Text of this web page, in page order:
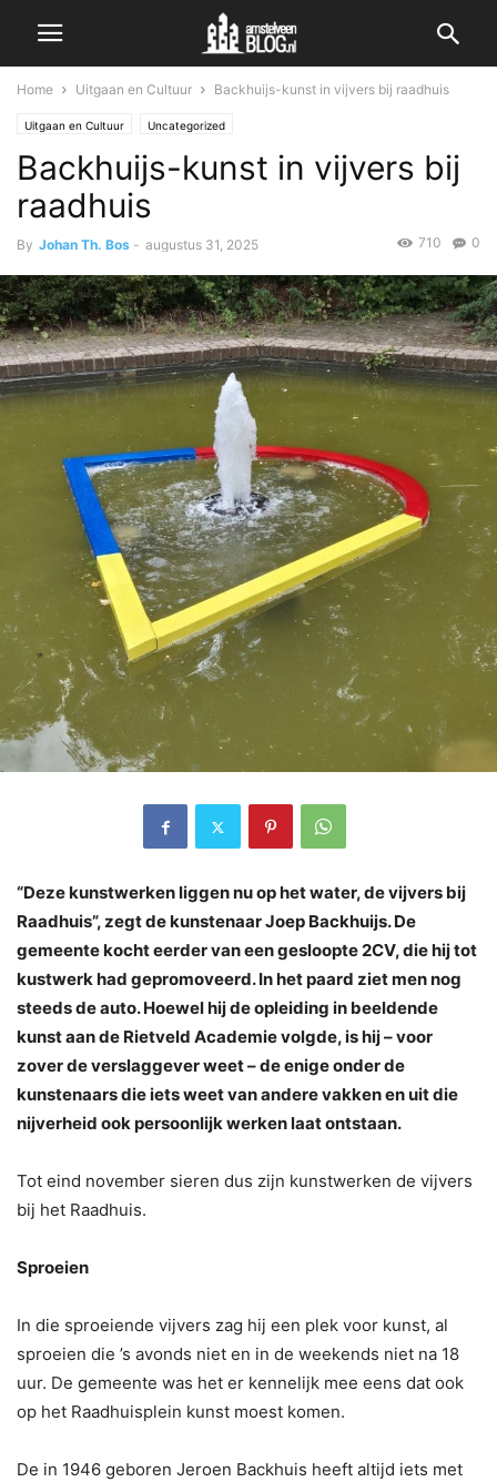
Home Uitgaan en Cultuur Backhuijs-kunst in vijvers bij raadhuis
Uitgaan en Cultuur Uncategorized
Backhuijs-kunst in vijvers bij
raadhuis
By Johan Th. Bos - augustus 31, 2025 0
710
“Deze kunstwerken liggen nu op het water, de vijvers bij
Raadhuis”, zegt de kunstenaar Joep Backhuijs. De
gemeente kocht eerder van een gesloopte 2CV, die hij tot
kustwerk had gepromoveerd. In het paard ziet men nog
steeds de auto. Hoewel hij de opleiding in beeldende
kunst aan de Rietveld Academie volgde, is hij – voor
zover de verslaggever weet – de enige onder de
kunstenaars die iets weet van andere vakken en uit die
nijverheid ook persoonlijk werken laat ontstaan.
Tot eind november sieren dus zijn kunstwerken de vijvers
bij het Raadhuis.
Sproeien
In die sproeiende vijvers zag hij een plek voor kunst, al
sproeien die ’s avonds niet en in de weekends niet na 18
uur. De gemeente was het er kennelijk mee eens dat ook
op het Raadhuisplein kunst moest komen.
De in 1946 geboren Jeroen Backhuis heeft altijd iets met